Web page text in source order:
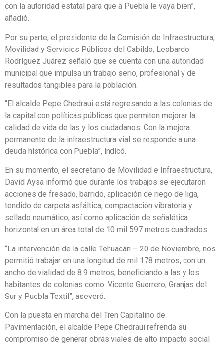
con la autoridad estatal para que a Puebla le vaya bien”,
añadió.
Por su parte, el presidente de la Comisión de Infraestructura,
Movilidad y Servicios Públicos del Cabildo, Leobardo
Rodríguez Juárez señaló que se cuenta con una autoridad
municipal que impulsa un trabajo serio, profesional y de
resultados tangibles para la población.
“El alcalde Pepe Chedraui está regresando a las colonias de
la capital con políticas públicas que permiten mejorar la
calidad de vida de las y los ciudadanos. Con la mejora
permanente de la infraestructura vial se responde a una
deuda histórica con Puebla”, indicó.
En su momento, el secretario de Movilidad e Infraestructura,
David Aysa informó que durante los trabajos se ejecutaron
acciones de fresado, barrido, aplicación de riego de liga,
tendido de carpeta asfáltica, compactación vibratoria y
sellado neumático, así como aplicación de señalética
horizontal en un área total de 10 mil 597 metros cuadrados.
“La intervención de la calle Tehuacán – 20 de Noviembre, nos
permitió trabajar en una longitud de mil 178 metros, con un
ancho de vialidad de 8.9 metros, beneficiando a las y los
habitantes de colonias como: Vicente Guerrero, Granjas del
Sur y Puebla Textil”, aseveró.
Con la puesta en marcha del Tren Capitalino de
Pavimentación, el alcalde Pepe Chedraui refrenda su
compromiso de generar obras viales de alto impacto social